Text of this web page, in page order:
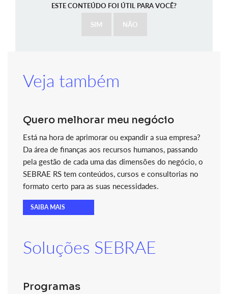
ESTE CONTEÚDO FOI ÚTIL PARA VOCÊ?
SIM NÃO
Veja também
Quero melhorar meu negócio
Está na hora de aprimorar ou expandir a sua empresa?
Da área de finanças aos recursos humanos, passando
pela gestão de cada uma das dimensões do negócio, o
SEBRAE RS tem conteúdos, cursos e consultorias no
formato certo para as suas necessidades.
SAIBA MAIS
Soluções SEBRAE
Programas